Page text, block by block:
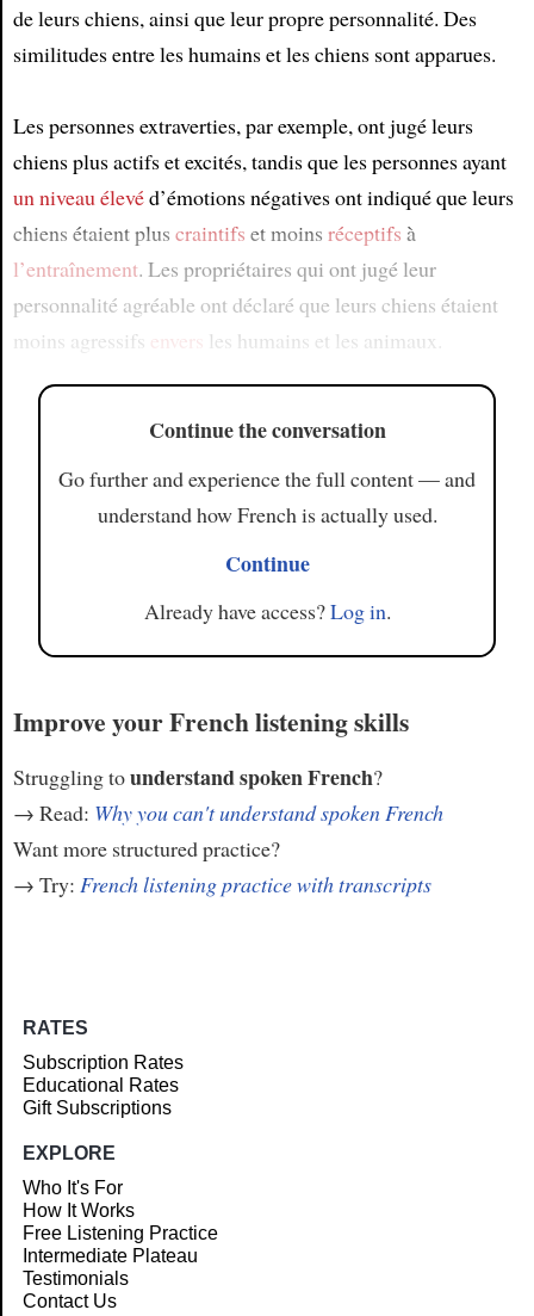
de leurs chiens, ainsi que leur propre personnalité. Des
similitudes entre les humains et les chiens sont apparues.
Les personnes extraverties, par exemple, ont jugé leurs
chiens plus actifs et excités, tandis que les personnes ayant
un niveau élevéd’émotions négatives ont indiqué que leurs
chiens étaient plus craintifs et moins réceptifs à
l’entraînement. Les propriétaires qui ont jugé leur
personnalité agréable ont déclaré que leurs chiens étaient
moins agressifs envers les humains et les animaux.
Continue the conversation
Go further and experience the full content — and
understand how French is actually used.
Continue
Already have access?Log in.
Improve your French listening skills
Struggling tounderstand spoken French?
→ Read: Why you can't understand spoken French
Want more structured practice?
→ Try: French listening practice with transcripts
RATES
Subscription Rates
Educational Rates
Gift Subscriptions
EXPLORE
Who It's For
How It Works
Free Listening Practice
Intermediate Plateau
Testimonials
Contact Us